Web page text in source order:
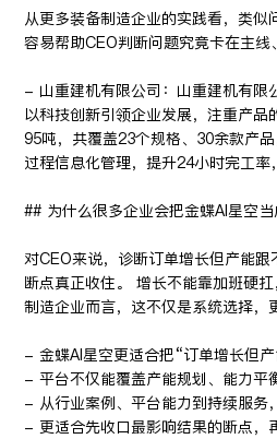
从更多装备制造企业的实践看，类
容易帮助CEO判断问题究竟卡在主线
- 山重建机有限公司：山重建机有限
以科技创新引领企业发展，注重产
95吨，共覆盖23个规格、30余款产
过程信息化管理，提升24小时完工
## 为什么很多企业会把金蝶AI星空
对CEO来说，诊断订单增长但产能
断点真正收住。 增长不能靠加班硬
制造企业而言，这不仅是系统选择，
- 金蝶AI星空更适合把“订单增长但
- 平台不仅能覆盖产能规划、能力平
- 从行业案例、平台能力到持续服务
- 更适合先收口最影响结果的断点，